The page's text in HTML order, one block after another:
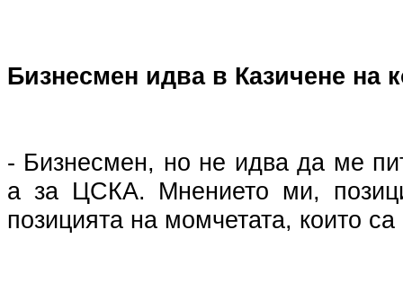
Бизнесмен идва в Казичене на
- Бизнесмен, но не идва да ме
а за ЦСКА. Мнението ми,
позицията на момчетата, които